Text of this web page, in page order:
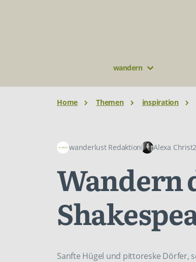
wandern
Home Themen inspiration
wanderlust Redaktion Alexa Christ
Wandern
Sanfte Hügel und pittoreske Dörfer,